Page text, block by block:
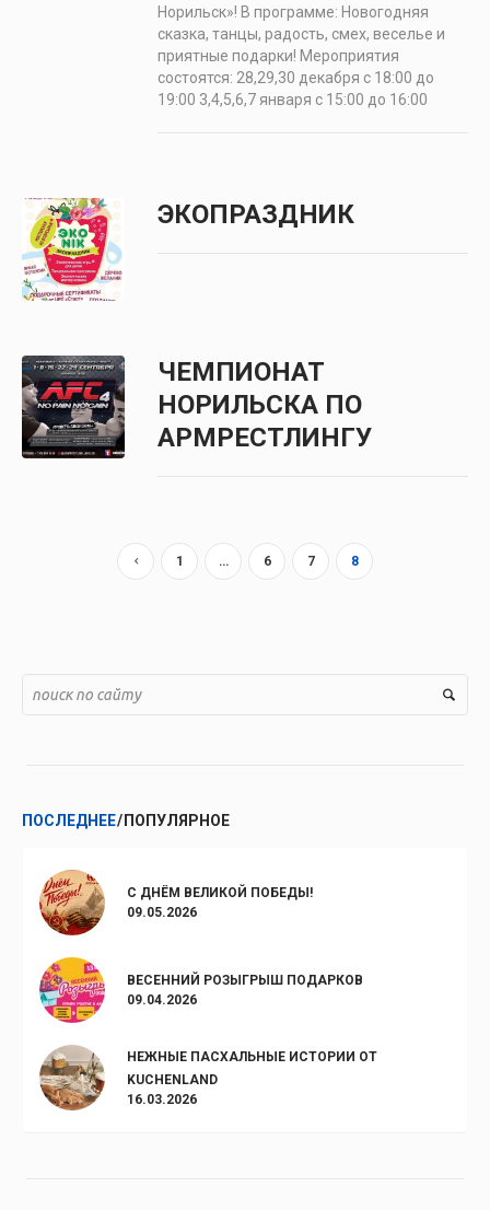
Норильск»! В программе: Новогодняя
сказка, танцы, радость, смех, веселье и
приятные подарки! Мероприятия
состоятся: 28,29,30 декабря с 18:00 до
19:00 3,4,5,6,7 января с 15:00 до 16:00
ЭКОПРАЗДНИК
ЧЕМПИОНАТ
НОРИЛЬСКА ПО
АРМРЕСТЛИНГУ
1 … 6 7 8
ПОСЛЕДНЕЕ ПОПУЛЯРНОЕ
С ДНЁМ ВЕЛИКОЙ ПОБЕДЫ!
09.05.2026
ВЕСЕННИЙ РОЗЫГРЫШ ПОДАРКОВ
09.04.2026
НЕЖНЫЕ ПАСХАЛЬНЫЕ ИСТОРИИ ОТ
KUCHENLAND
16.03.2026